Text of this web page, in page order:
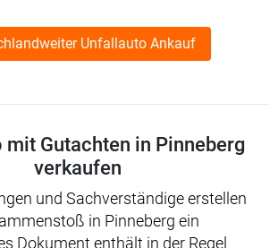
Unfallauto Ankauf
mit Gutachten in Pinneberg
verkaufen
und Sachverständige erstellen
in Pinneberg ein
Dokument enthält in der Regel